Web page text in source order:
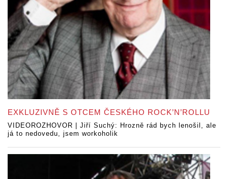
EXKLUZIVNĚ S OTCEM ČESKÉHO ROCK’N’ROLLU
VIDEOROZHOVOR | Jiří Suchý: Hrozně rád bych lenošil, ale
já to nedovedu, jsem workoholik